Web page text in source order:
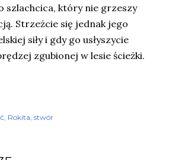
szlachcica, który nie grzeszy
Strzeżcie się jednak jego
siły i gdy go usłyszycie
zgubionej w lesie ścieżki.
Rokita stwór